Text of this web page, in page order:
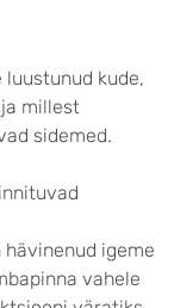
kude,
millest
sidemed.
igeme
vahele